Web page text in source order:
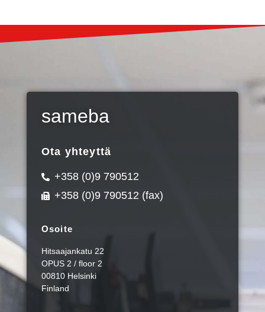
sameba
Ota yhteyttä
+358 (0)9 790512
+358 (0)9 790512 (fax)
Osoite
Hitsaajankatu 22
OPUS 2 / floor 2
00810 Helsinki
Finland